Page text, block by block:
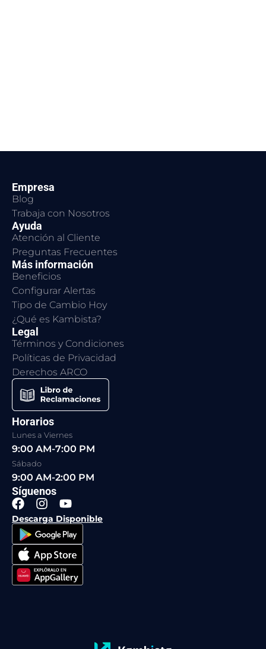
Empresa
Blog
Trabaja con Nosotros
Ayuda
Atención al Cliente
Preguntas Frecuentes
Más información
Beneficios
Configurar Alertas
Tipo de Cambio Hoy
¿Qué es Kambista?
Legal
Términos y Condiciones
Políticas de Privacidad
Derechos ARCO
Horarios
Lunes a Viernes
9:00 AM-7:00 PM
Sábado
9:00 AM-2:00 PM
Síguenos
F
a
c
e
b
o
o
k
I
n
s
t
a
g
r
a
Y
o
u
t
u
b
e
Descarga Disponible